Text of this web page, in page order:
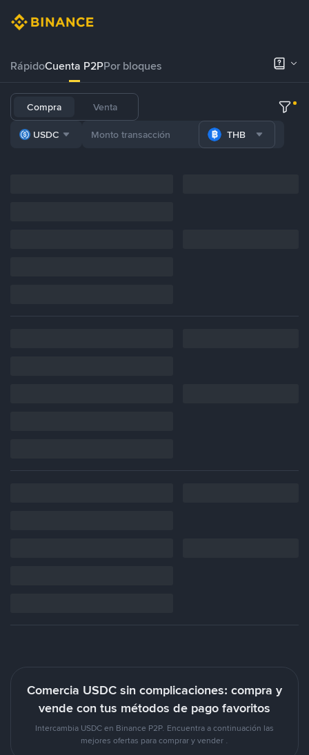
RápidoCuenta P2PPor bloques
Compra Venta
USDC THB
Comercia USDC sin complicaciones: compra y
vende con tus métodos de pago favoritos
Intercambia USDC en Binance P2P. Encuentra a continuación las
mejores ofertas para comprar y vender .